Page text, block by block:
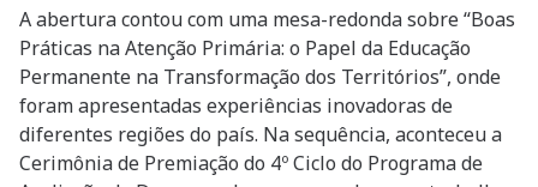
A abertura contou com uma mesa-redonda sobre “Boas
Práticas na Atenção Primária: o Papel da Educação
Permanente na Transformação dos Territórios”, onde
foram apresentadas experiências inovadoras de
diferentes regiões do país. Na sequência, aconteceu a
Cerimônia de Premiação do 4º Ciclo do Programa de